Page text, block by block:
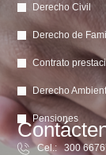
Derecho Civil
Derecho de
Contrato
Derecho
Pensiones
Cel.: 300